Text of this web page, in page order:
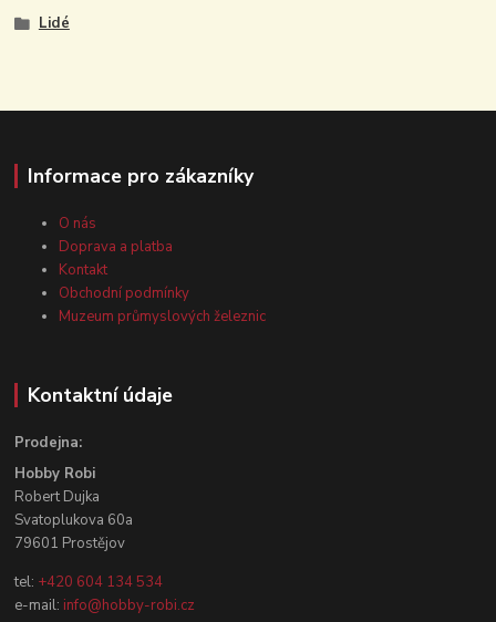
Lidé
Informace pro zákazníky
O nás
Doprava a platba
Kontakt
Obchodní podmínky
Muzeum průmyslových železnic
Kontaktní údaje
Prodejna:
Hobby Robi
Robert Dujka
Svatoplukova 60a
79601 Prostějov
tel: +420 604 134 534
e-mail: info@hobby-robi.cz